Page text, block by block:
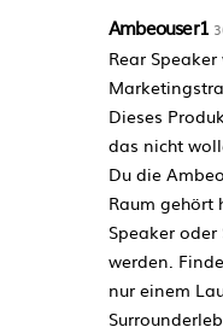
Ambeouser1
Rear
Dieses
das nicht
Du die
Raum gehört
Speaker
werden.
nur einem